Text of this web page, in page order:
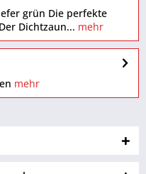
grün Die perfekte
Dichtzaun... mehr
mehr